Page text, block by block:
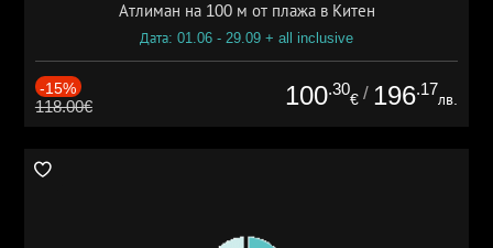
Атлиман на 100 м от плажа в Китен
Дата: 01.06 - 29.09 + all inclusive
-15%
118.00€ 100.30
€ / 196.17
лв.